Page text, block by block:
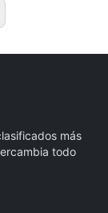
más
todo